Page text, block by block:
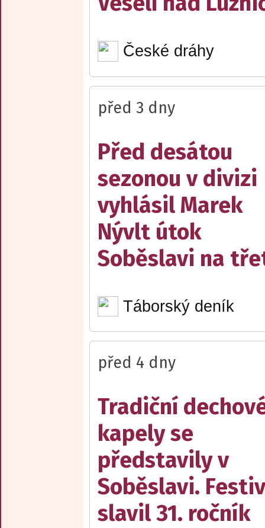
České dráhy
před 3 dny
Před desátou
sezonou v divizi
vyhlásil Marek
Nývlt útok
Soběslavi na
Táborský deník
před 4 dny
Tradiční
kapely se
představily v
Soběslavi.
slavil 31. ročník